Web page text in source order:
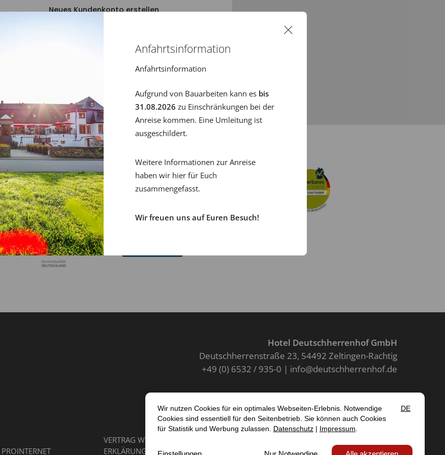
Neues Kundenkonto erstellen
Hotel Deutschherrenhof GmbH
Deutschherrenstraße 23 54492 Zeltingen-Rachtig
+49 (0) 6532 / 935-0
info@deutschherrenhof.de
PROINTERNET
VERTRAG WIDERRUFEN
ERKLÄRUNG ZUR BARRIEREFREIHEIT
Anfahrtsinformation
Anfahrtsinformation
Aufgrund von Bauarbeiten kann es bis
31.08.2026 zu Einschränkungen bei der
Anreise kommen. Eine Umleitung ist
ausgeschildert.
Weitere Informationen zur Anreise
haben wir hierfür Euch
zusammengefasst.
Wir freuen uns auf Euren Besuch!